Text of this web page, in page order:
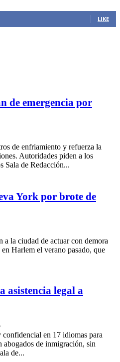
LIKE
de emergencia por
de enfriamiento y refuerza la
Autoridades piden a los
Sala de Redacción...
York por brote de
a la ciudad de actuar con demora
Harlem el verano pasado, que
asistencia legal a
en 17 idiomas para
abogados de inmigración, sin
de...